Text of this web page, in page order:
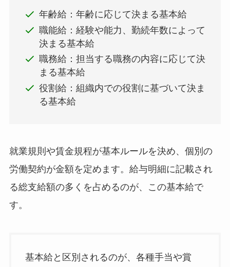
年齢給：年齢に応じて決まる基本給
職能給：経験や能力、勤続年数によって
決まる基本給
職務給：担当する職務の内容に応じて決
まる基本給
役割給：組織内での役割に基づいて決ま
る基本給
就業規則や賃金規程が基本ルールを決め、個別の
労働契約が金額を定めます。給与明細に記載され
る総支給額の多くを占めるのが、この基本給で
す。
基本給と区別されるのが、各種手当や賞